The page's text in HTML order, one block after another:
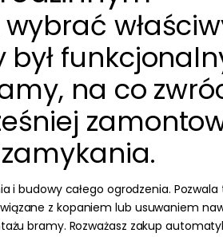
na co
i budowy całego ogrodzenia.
z kopaniem lub usuwaniem
bramy. Rozważasz zakup